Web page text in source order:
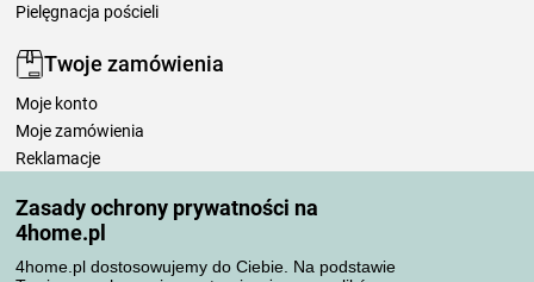
Zasady ochrony prywatności na
4home.pl
4home.pl dostosowujemy do Ciebie. Na podstawie
Pielęgnacja pościeli
Twoje zamówienia
Moje konto
Moje zamówienia
Reklamacje
Zasady przetwarzania recenzji
Sposoby transportu